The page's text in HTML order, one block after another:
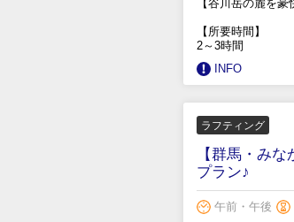
【谷川岳の麓を
【所要時間】
2～3時間
INFO
ラフティング
【群馬・み
プラン♪
午前・午後